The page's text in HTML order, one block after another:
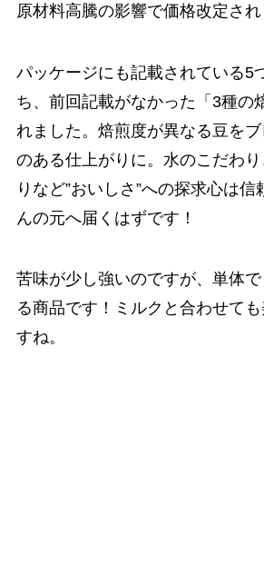
原材料高騰の影響で価格改定され
パッケージにも記載されている5
ち、前回記載がなかった「3種の
れました。焙煎度が異なる豆を
のある仕上がりに。水のこだわ
りなど”おいしさ”への探求心は信
んの元へ届くはずです！
苦味が少し強いのですが、単体
る商品です！ミルクと合わせて
すね。